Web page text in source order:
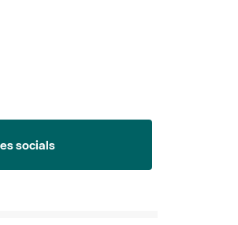
socials